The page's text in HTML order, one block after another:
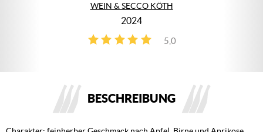
WEIN & SECCO KÖTH
2024
5,0
3
BESCHREIBUNG